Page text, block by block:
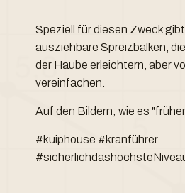
Speziell für diesen Zweck
ausziehbare Spreizbalken,
der Haube erleichtern, aber
vereinfachen.
Auf den Bildern; wie es
#kuiphouse #kranführer